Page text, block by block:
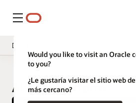
Menú
Would you like to visit an Oracle
to you?
¿Le gustaría visitar el sitio web
más cercano?
Descripción general
AI Data Platform